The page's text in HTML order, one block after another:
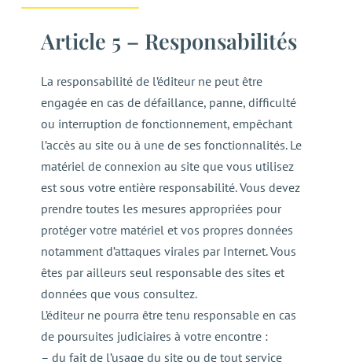
Article 5 – Responsabilités
La responsabilité de l’éditeur ne peut être
engagée en cas de défaillance, panne, difficulté
ou interruption de fonctionnement, empêchant
l’accès au site ou à une de ses fonctionnalités. Le
matériel de connexion au site que vous utilisez
est sous votre entière responsabilité. Vous devez
prendre toutes les mesures appropriées pour
protéger votre matériel et vos propres données
notamment d’attaques virales par Internet. Vous
êtes par ailleurs seul responsable des sites et
données que vous consultez.
L’éditeur ne pourra être tenu responsable en cas
de poursuites judiciaires à votre encontre :
– du fait de l’usage du site ou de tout service